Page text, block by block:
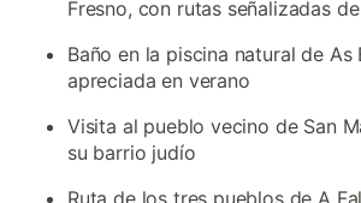
Fresno, con rutas señalizadas
Baño en la piscina natural de As
apreciada en verano
Visita al pueblo vecino de San
su barrio judío
Ruta de los tres pueblos de A